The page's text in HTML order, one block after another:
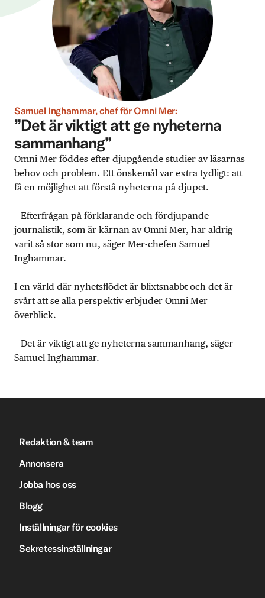
Samuel Inghammar, chef för Omni Mer:
”Det är viktigt att ge nyheterna
sammanhang”
Omni Mer föddes efter djupgående studier av läsarnas
behov och problem. Ett önskemål var extra tydligt: att
få en möjlighet att förstå nyheterna på djupet.
– Efterfrågan på förklarande och fördjupande
journalistik, som är kärnan av Omni Mer, har aldrig
varit så stor som nu, säger Mer-chefen Samuel
Inghammar.
I en värld där nyhetsflödet är blixtsnabbt och det är
svårt att se alla perspektiv erbjuder Omni Mer
överblick.
– Det är viktigt att ge nyheterna sammanhang, säger
Samuel Inghammar.
Redaktion & team
Annonsera
Jobba hos oss
Blogg
Inställningar för cookies
Sekretessinställningar